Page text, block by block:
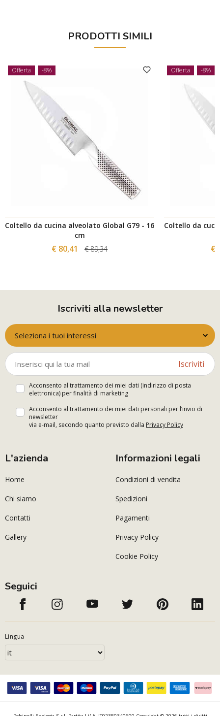
PRODOTTI SIMILI
Offerta -8%
Coltello da cucina alveolato Global G79 - 16
cm
€ 80,41 € 89,34
Offerta -8%
Coltello da
€
Iscriviti alla newsletter
Seleziona i tuoi interessi
Iscriviti
Acconsento al trattamento dei miei dati (indirizzo di posta
elettronica) per finalità di marketing
Acconsento al trattamento dei miei dati personali per l’invio di
newsletter
via e-mail, secondo quanto previsto dalla Privacy Policy
L'azienda
Home
Chi siamo
Contatti
Gallery
Informazioni legali
Condizioni di vendita
Spedizioni
Pagamenti
Privacy Policy
Cookie Policy
Seguici
Lingua